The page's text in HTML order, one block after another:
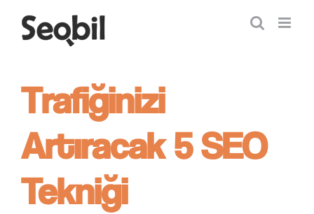
Trafiğinizi
Artıracak 5 SEO
Tekniği